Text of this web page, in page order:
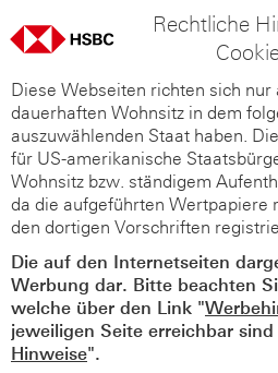
Rechtliche
Diese Webseiten richten sich nur
dauerhaften Wohnsitz in dem
auszuwählenden Staat haben.
für US-amerikanische
Wohnsitz bzw. ständigem
da die aufgeführten Wertpapiere
den dortigen Vorschriften
Die auf den Internetseiten
Werbung dar. Bitte beachten
welche über den Link "
jeweiligen Seite erreichbar
Hinweise".